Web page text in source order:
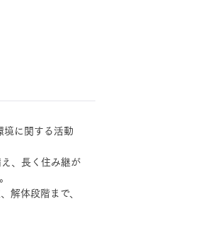
に関する活動
、長く住み継が
体段階まで、